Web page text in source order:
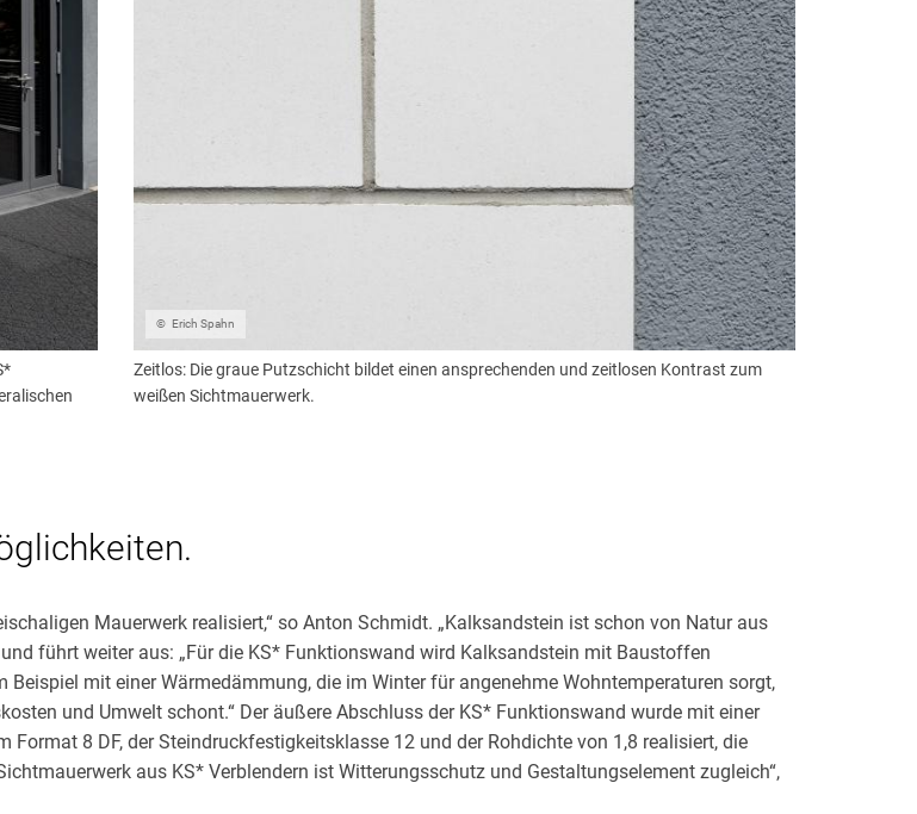
Erich Spahn
Zeitlos: Die graue Putzschicht bildet einen ansprechenden und zeitlosen Kontrast zum
weißen Sichtmauerwerk.
Mauerwerk realisiert,“ so Anton Schmidt. „Kalksandstein ist schon von Natur aus
führt weiter aus: „Für die KS* Funktionswand wird Kalksandstein mit Baustoffen
mit einer Wärmedämmung, die im Winter für angenehme Wohntemperaturen sorgt,
und Umwelt schont.“ Der äußere Abschluss der KS* Funktionswand wurde mit einer
8 DF, der Steindruckfestigkeitsklasse 12 und der Rohdichte von 1,8 realisiert, die
aus KS* Verblendern ist Witterungsschutz und Gestaltungselement zugleich“,